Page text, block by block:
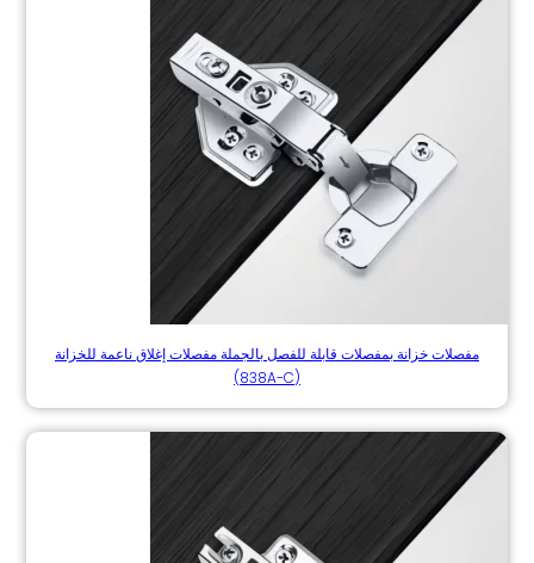
مفصلات خزانة بمفصلات قابلة للفصل بالجملة مفصلات إغلاق ناعمة للخزانة
(838A-C)